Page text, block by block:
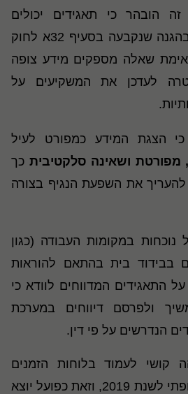
זה הובהר כי תאגידים יכולים
לעשות שימוש בהגנה שנקבעה בסעיף 32א לחוק
אימת שאלה מספקים מידע צופה
לעדכן את המשקיעים על
הצגת המידע כמפורט לעיל
מפורטת ושאינה סלקטיבית כך
את השפעת הנגיף בצורה
במקומות העבודה (כגון
בבידוד בית בהתאם להוראות
התאגידים המדווחים לוודא כי
ולפרסם דיווחים במערכת
הנדרשים על פי דין.
קושי לעמוד בלוחות הזמנים
להגשת הדוח התקופתי לשנת 2019, וזאת כפועל יוצא